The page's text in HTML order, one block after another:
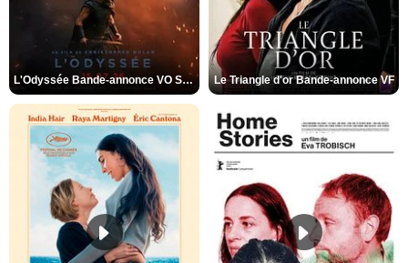
L'Odyssée Bande-annonce VO STFR Le Triangle d'or Bande-annonce VF